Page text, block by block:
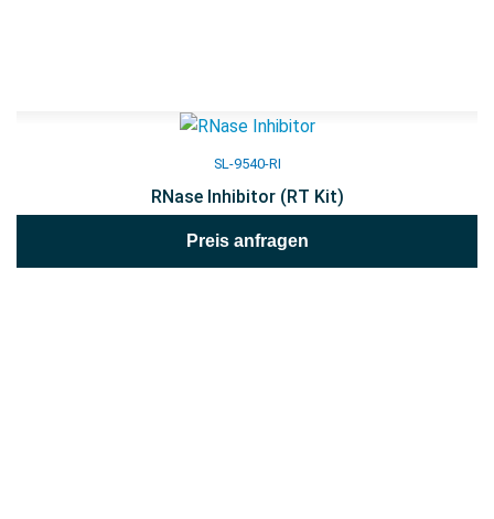
SL-9540-RI
RNase Inhibitor (RT Kit)
Preis anfragen